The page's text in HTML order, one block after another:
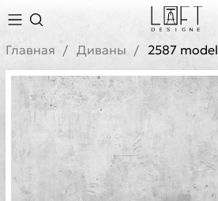
Главная Диваны 2587 model